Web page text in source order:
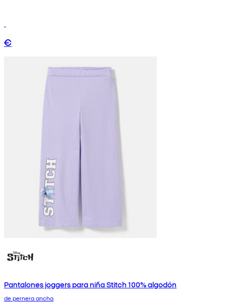
€
Pantalones joggers para niña Stitch 100% algodón
de pernera ancha